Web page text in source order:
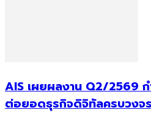
AIS เผยผลงาน Q2/2569 ก
ต่อยอดธุรกิจดิจิทัลครบวงจ